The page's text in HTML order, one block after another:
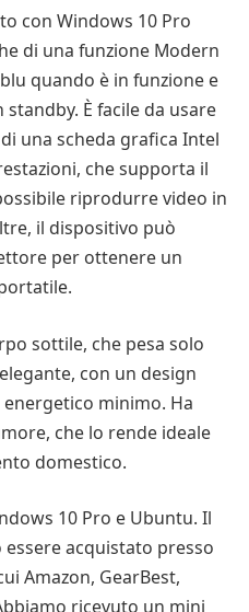
con Windows 10 Pro
di una funzione Modern
quando è in funzione e
È facile da usare
una scheda grafica Intel
che supporta il
riprodurre video in
il dispositivo può
per ottenere un
sottile, che pesa solo
con un design
minimo. Ha
che lo rende ideale
domestico.
10 Pro e Ubuntu. Il
essere acquistato presso
Amazon, GearBest,
ricevuto un mini